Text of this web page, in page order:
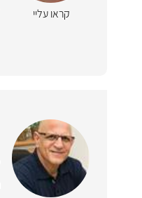
קראו עליי